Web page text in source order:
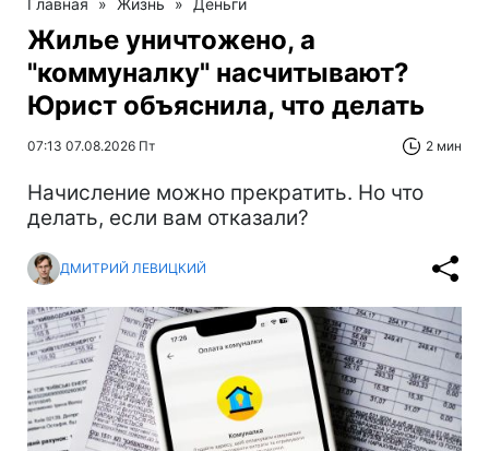
Жилье уничтожено, а
"коммуналку" насчитывают?
Юрист объяснила, что делать
07:13 07.08.2026 Пт 2 мин
Начисление можно прекратить. Но что
делать, если вам отказали?
ДМИТРИЙ ЛЕВИЦКИЙ